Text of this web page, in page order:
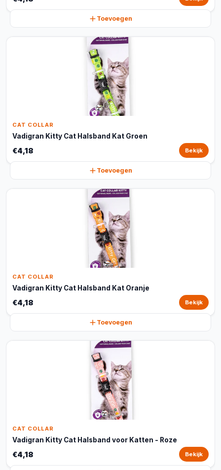
Toevoegen
CAT COLLAR
Vadigran Kitty Cat Halsband Kat Groen
€4,18 Bekijk
Toevoegen
CAT COLLAR
Vadigran Kitty Cat Halsband Kat Oranje
€4,18 Bekijk
Toevoegen
CAT COLLAR
Vadigran Kitty Cat Halsband voor Katten - Roze
€4,18 Bekijk